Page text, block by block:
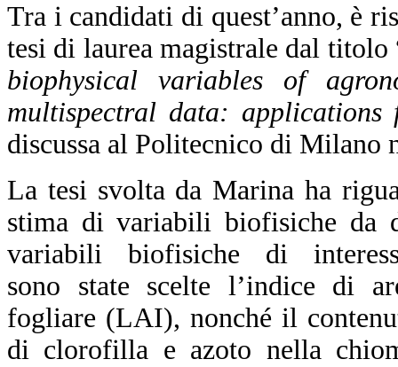
Tra i candidati di quest’anno, è
tesi di laurea magistrale dal titolo
biophysical variables of
multispectral data: applications
discussa al Politecnico di Milano
La tesi svolta da Marina ha
stima di variabili biofisiche da
variabili biofisiche di
sono state scelte l’indice di
fogliare (LAI), nonché il
di clorofilla e azoto nella